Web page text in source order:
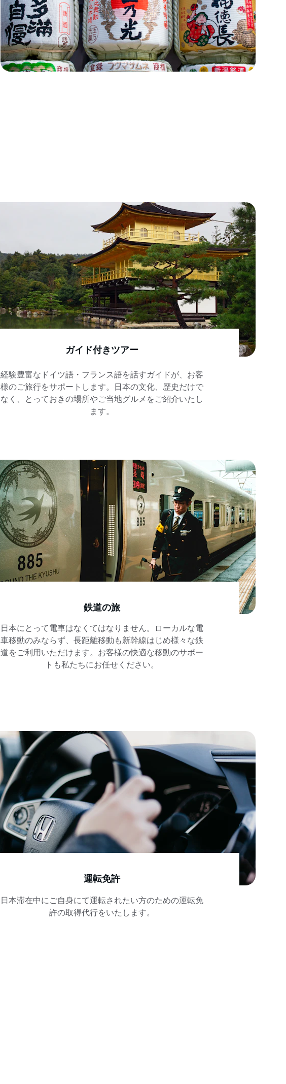
ガイド付きツアー
経験豊富なドイツ語・フランス語を話すガイドが、お客
様のご旅行をサポートします。日本の文化、歴史だけで
なく、とっておきの場所やご当地グルメをご紹介いたし
ます。
鉄道の旅
日本にとって電車はなくてはなりません。ローカルな電
車移動のみならず、長距離移動も新幹線はじめ様々な鉄
道をご利用いただけます。お客様の快適な移動のサポー
トも私たちにお任せください。
運転免許
日本滞在中にご自身にて運転されたい方のための運転免
許の取得代行をいたします。